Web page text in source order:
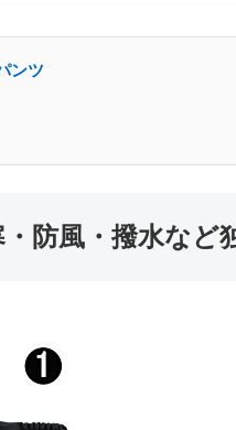
ンツ
防風・撥水など